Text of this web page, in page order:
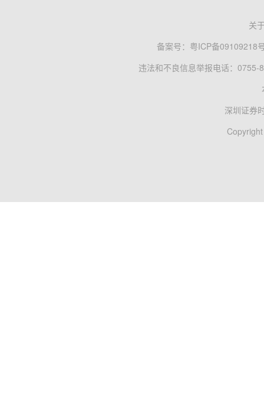
关
备案号： 粤ICP备09109218
违法和不良信息举报电话：0755-
深圳证券